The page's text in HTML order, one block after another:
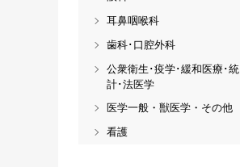
耳鼻咽喉科
歯科･口腔外科
公衆衛生･疫学･緩和医療･統
計･法医学
医学一般・獣医学・その他
看護